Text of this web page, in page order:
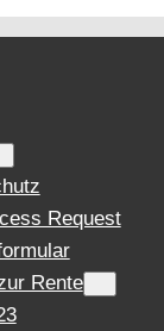
Request
Rente